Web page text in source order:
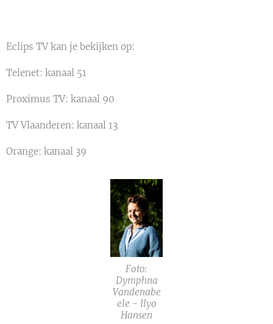
Eclips TV kan je bekijken op:
Telenet: kanaal 51
Proximus TV: kanaal 90
TV Vlaanderen: kanaal 13
Orange: kanaal 39
Foto:
Dymphna
Vandenabe
ele - Ilyo
Hansen